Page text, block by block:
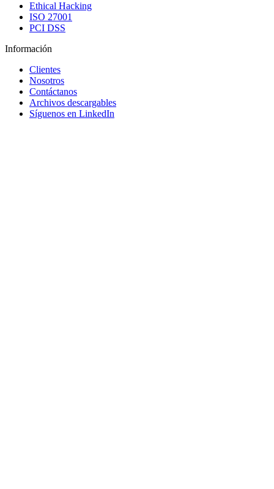
Ethical Hacking
ISO 27001
PCI DSS
Información
Clientes
Nosotros
Contáctanos
Archivos descargables
Síguenos en LinkedIn